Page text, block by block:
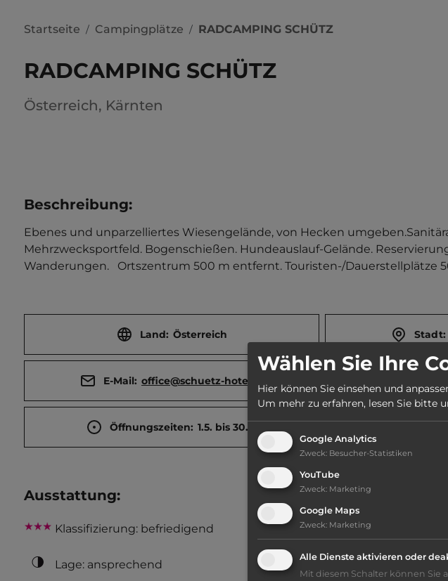
Startseite / Campingplätze / RADCAMPING SCHÜTZ
RADCAMPING SCHÜTZ
Österreich, Kärnten
Beschreibung:
Ebenes und unparzelliertes Wiesengelände, von Hecken
Mehrzwecksportfeld. Bogenschießen. Hundeauslauf-Gelände.
Wanderungen.   Ortszentrum 500 m entfernt. Touristen-/Dauerstellplätze
Land: Österreich Stadt:
E-Mail: office@schuetz-hotel.at
Öffnungszeiten: 1.5. bis 30.9.
Ausstattung:
Klassifizierung: befriedigend
Lage: ansprechend
Service:
Grasgelände,
Wählen Sie Ihre
Hier können Sie einsehen und
Um mehr zu erfahren, lesen Sie bitte
Google Analytics
Zweck: Besucher-Statistiken
YouTube
Zweck: Marketing
Google Maps
Zweck: Marketing
Alle Dienste aktivieren oder
Mit diesem Schalter können Sie